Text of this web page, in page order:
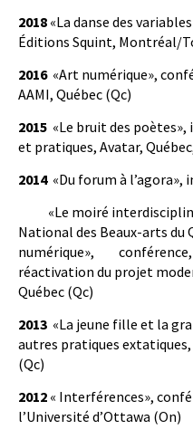
2018 «La danse des
Éditions Squint, Montréal/
2016 «Art numérique»,
AAMI, Québec (Qc)
2015 «Le bruit des poètes»,
et pratiques, Avatar,
2014 «Du forum à l’agora»,
«Le moiré
National des Beaux-arts du
numérique», conférence,
réactivation du projet
Québec (Qc)
2013 «La jeune fille et la
autres pratiques
(Qc)
2012 « Interférences»,
l’Université d’Ottawa (On)